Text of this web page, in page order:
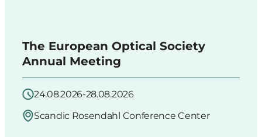
The European Optical Society
Annual Meeting
24.08.2026-28.08.2026
Scandic Rosendahl Conference Center